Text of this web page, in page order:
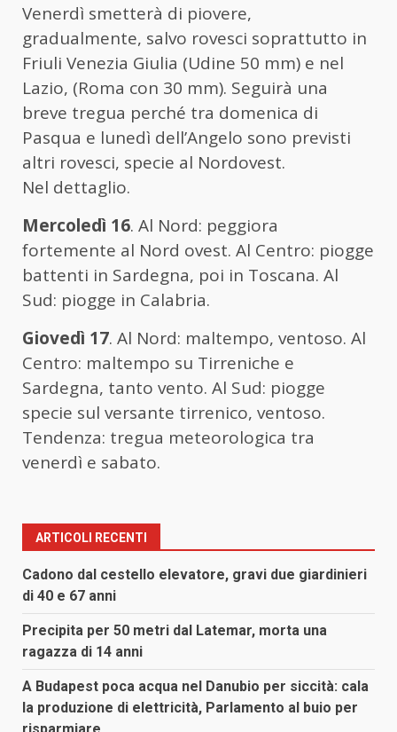
Venerdì smetterà di piovere,
gradualmente, salvo rovesci soprattutto in
Friuli Venezia Giulia (Udine 50 mm) e nel
Lazio, (Roma con 30 mm). Seguirà una
breve tregua perché tra domenica di
Pasqua e lunedì dell’Angelo sono previsti
altri rovesci, specie al Nordovest.
Nel dettaglio.
Mercoledì 16. Al Nord: peggiora
fortemente al Nord ovest. Al Centro: piogge
battenti in Sardegna, poi in Toscana. Al
Sud: piogge in Calabria.
Giovedì 17. Al Nord: maltempo, ventoso. Al
Centro: maltempo su Tirreniche e
Sardegna, tanto vento. Al Sud: piogge
specie sul versante tirrenico, ventoso.
Tendenza: tregua meteorologica tra
venerdì e sabato.
ARTICOLI RECENTI
Cadono dal cestello elevatore, gravi due giardinieri
di 40 e 67 anni
Precipita per 50 metri dal Latemar, morta una
ragazza di 14 anni
A Budapest poca acqua nel Danubio per siccità: cala
la produzione di elettricità, Parlamento al buio per
risparmiare